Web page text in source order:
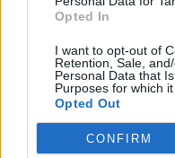
Opted In
I want to opt-out of
Retention, Sale,
Personal Data that
Purposes for which it
Opted Out
CONFIRM
Moji